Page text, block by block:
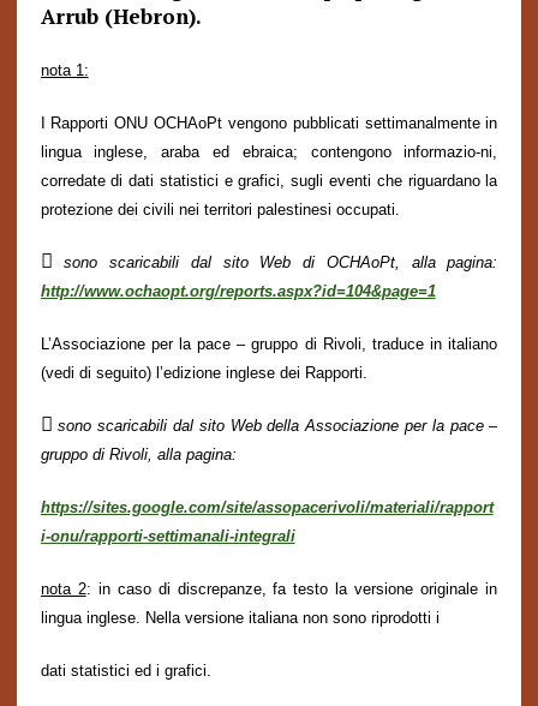
Arrub (Hebron).
nota 1:
I Rapporti ONU OCHAoPt vengono pubblicati settimanalmente in
lingua inglese, araba ed ebraica; contengono informazio-ni,
corredate di dati statistici e grafici, sugli eventi che riguardano la
protezione dei civili nei territori palestinesi occupati.
sono scaricabili dal sito Web di OCHAoPt, alla pagina:
http://www.ochaopt.org/reports.aspx?id=104&page=1
L’Associazione per la pace – gruppo di Rivoli, traduce in italiano
(vedi di seguito) l’edizione inglese dei Rapporti.
sono scaricabili dal sito Web della Associazione per la pace –
gruppo di Rivoli, alla pagina:
https://sites.google.com/site/assopacerivoli/materiali/rapport
i-onu/rapporti-settimanali-integrali
nota 2: in caso di discrepanze, fa testo la versione originale in
lingua inglese. Nella versione italiana non sono riprodotti i
dati statistici ed i grafici.